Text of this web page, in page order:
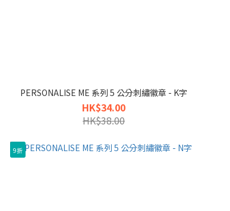
PERSONALISE ME 系列 5 公分刺繡徽章 - K字
HK$34.00
HK$38.00
9折